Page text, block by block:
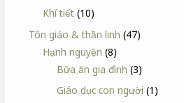
Khí tiết (10)
Tôn giáo & thần linh (47)
Hạnh nguyện (8)
Bữa ăn gia đình (3)
Giáo dục con người (1)